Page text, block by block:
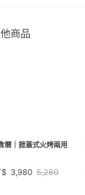
商品
曆｜掀蓋式火烤兩用
3,980 5,280